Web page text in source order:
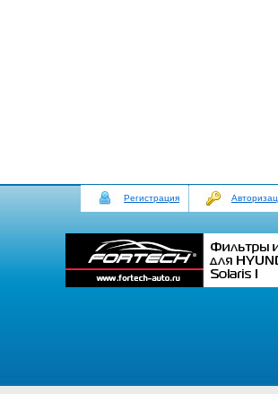
Регистрация